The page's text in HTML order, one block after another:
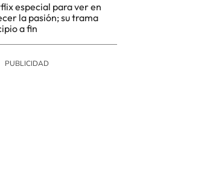
especial para ver en
la pasión; su trama
a fin